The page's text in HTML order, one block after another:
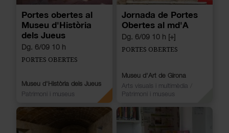
Portes obertes al
Museu d'Història
dels Jueus
Dg. 6/09 10 h
PORTES OBERTES
Museu d'Història dels Jueus
Patrimoni i museus
Jornada de Portes
Obertes al md'A
Dg. 6/09 10 h [+]
PORTES OBERTES
Museu d'Art de Girona
Arts visuals i multimèdia
Patrimoni i museus